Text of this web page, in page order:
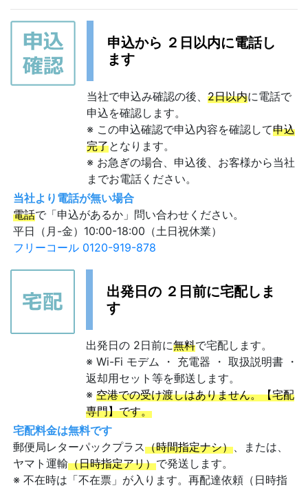
申込から ２日以内に電話し
ます
当社で申込み確認の後、 2日以内に電話で
申込を確認します。
※ この申込確認で申込内容を確認して申込
完了となります。
※ お急ぎの場合、申込後、お客様から当社
までお電話ください。
当社より電話が無い場合
電話で「申込があるか」問い合わせください。
平日（月-金）10:00-18:00（土日祝休業）
フリーコール 0120-919-878
出発日の ２日前に宅配しま
す
出発日の 2日前に無料で宅配します。
※ Wi-Fi モデム ・ 充電器 ・ 取扱説明書 ・
返却用セット等を郵送します。
※ 空港での受け渡しはありません。【宅配
専門】です。
宅配料金は無料です
郵便局レターパックプラス（時間指定ナシ）、または、
ヤマト運輸（日時指定アリ）で発送します。
※ 不在時は「不在票」が入ります。再配達依頼（日時指